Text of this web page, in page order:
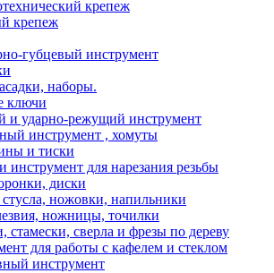
крепеж
крепеж
губцевый инструмент
наборы.
ключи
и ударно-режущий инструмент
инструмент , хомуты
и тиски
инструмент для нарезания резьбы
диски
ножовки, напильники
ножницы, точилки
стамески, сверла и фрезы по дереву
для работы с кафелем и стеклом
инструмент